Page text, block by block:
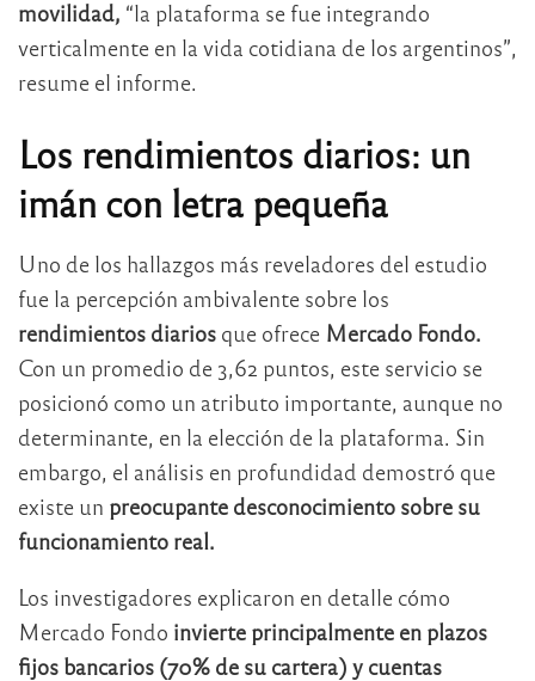
movilidad, “la plataforma se fue integrando
verticalmente en la vida cotidiana de los argentinos”,
resume el informe.
Los rendimientos diarios: un
imán con letra pequeña
Uno de los hallazgos más reveladores del estudio
fue la percepción ambivalente sobre los
rendimientos diarios que ofrece Mercado Fondo.
Con un promedio de 3,62 puntos, este servicio se
posicionó como un atributo importante, aunque no
determinante, en la elección de la plataforma. Sin
embargo, el análisis en profundidad demostró que
existe un preocupante desconocimiento sobre su
funcionamiento real.
Los investigadores explicaron en detalle cómo
Mercado Fondo invierte principalmente en plazos
fijos bancarios (70% de su cartera) y cuentas